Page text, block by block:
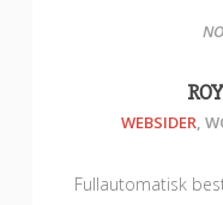
WEBSIDER,
Fullautomatisk